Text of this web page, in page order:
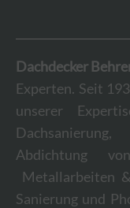
Dachdecker
Experten. Seit
unserer
Abdichtung
Metallarbeiten
Sanierung und